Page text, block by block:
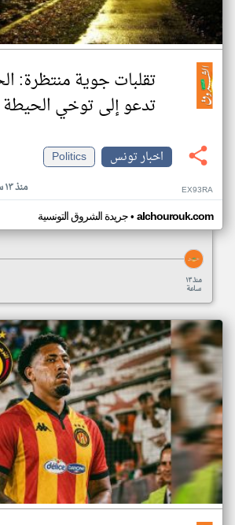
تقلبات جوية منتظرة:
تدعو إلى توخي
اخبار تونس
Politics
منذ ١٣ ساعة EX93RA
جريدة الشروق التونسية• alchourouk.com
منذ ١٣
ساعة